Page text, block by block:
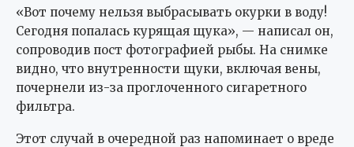
«Вот почему нельзя выбрасывать окурки в воду!
Сегодня попалась курящая щука», — написал он,
сопроводив пост фотографией рыбы. На снимке
видно, что внутренности щуки, включая вены,
почернели из-за проглоченного сигаретного
фильтра.
Этот случай в очередной раз напоминает о вреде